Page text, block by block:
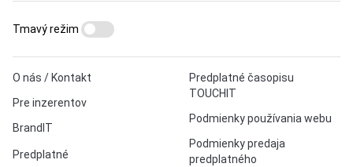
O nás / Kontakt
Pre inzerentov
BrandIT
Predplatné
Predplatné časopisu
TOUCHIT
Podmienky používania webu
Podmienky predaja
predplatného
Tmavý režim